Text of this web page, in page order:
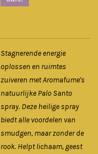
Stagnerende energie
oplossen en ruimtes
zuiveren met Aromafume's
natuurlijke Palo Santo
spray. Deze heilige spray
biedt alle voordelen van
smudgen, maar zonder de
rook. Helpt lichaam, geest